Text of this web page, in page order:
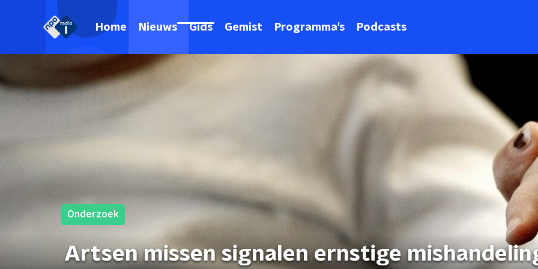
Home Nieuws Gids Gemist Programma's Podcasts
Onderzoek
Artsen missen signalen ernstige